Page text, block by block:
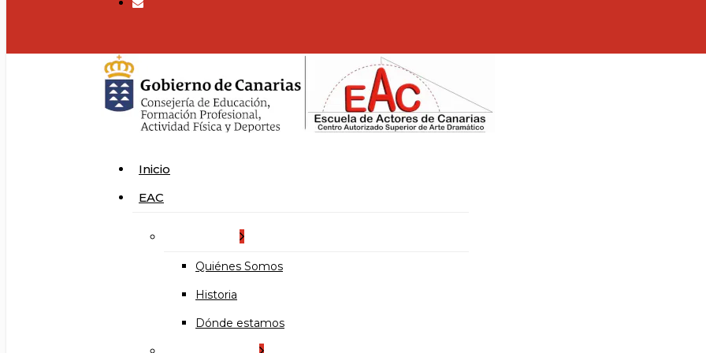
search
Menu
Inicio
EAC
Quiénes Somos
Historia
Dónde estamos